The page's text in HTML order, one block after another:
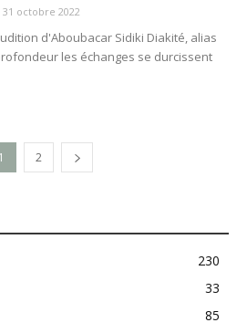
31 octobre 2022
d'Aboubacar Sidiki Diakité, alias
les échanges se durcissent
1 2
230
33
85